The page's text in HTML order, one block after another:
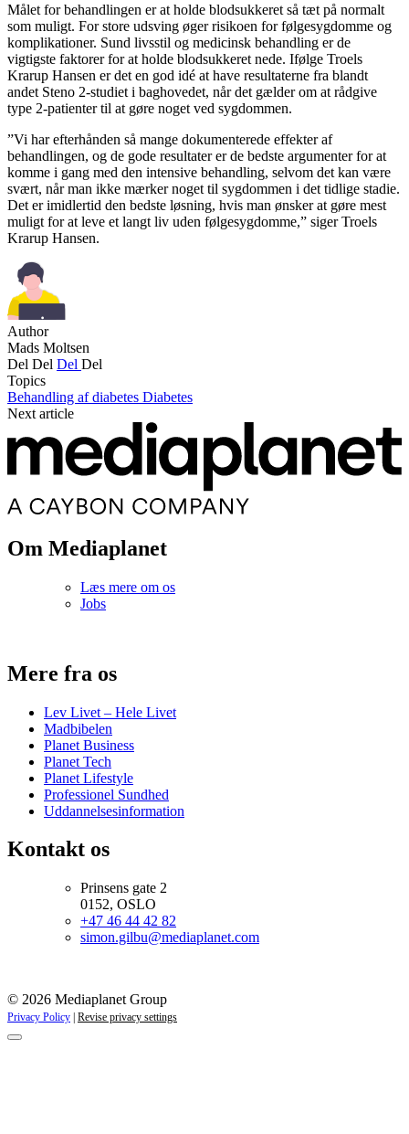
Målet for behandlingen er at holde blodsukkeret så tæt på normalt
som muligt. For store udsving øger risikoen for følgesygdomme og
komplikationer. Sund livsstil og medicinsk behandling er de
vigtigste faktorer for at holde blodsukkeret nede. Ifølge Troels
Krarup Hansen er det en god idé at have resultaterne fra blandt
andet Steno 2-studiet i baghovedet, når det gælder om at rådgive
type 2-patienter til at gøre noget ved sygdommen.
”Vi har efterhånden så mange dokumenterede effekter af
behandlingen, og de gode resultater er de bedste argumenter for at
komme i gang med den intensive behandling, selvom det kan være
svært, når man ikke mærker noget til sygdommen i det tidlige stadie.
Det er imidlertid den bedste løsning, hvis man ønsker at gøre mest
muligt for at leve et langt liv uden følgesygdomme,” siger Troels
Krarup Hansen.
Author
Mads Moltsen
Del Del Del Del
Topics
Behandling af diabetes Diabetes
Next article
Om Mediaplanet
Læs mere om os
Jobs
Mere fra os
Lev Livet – Hele Livet
Madbibelen
Planet Business
Planet Tech
Planet Lifestyle
Professionel Sundhed
Uddannelsesinformation
Kontakt os
Prinsens gate 2
0152, OSLO
+47 46 44 42 82
simon.gilbu@mediaplanet.com
© 2026 Mediaplanet Group
Privacy Policy Revise privacy settings